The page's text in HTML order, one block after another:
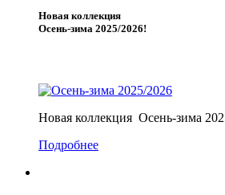
Новая коллекция
Осень-зима 2025/2026!
Новая коллекция Осень-зима
Подробнее